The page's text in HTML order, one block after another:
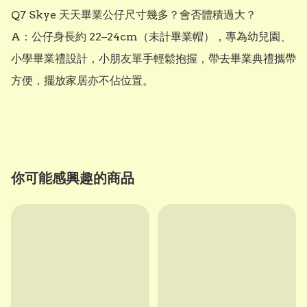
Q7 Skye 天天畢業公仔尺寸幾多？會否體積過大？
A：公仔身長約 22–24cm（未計畢業帽），專為幼兒園、
小學畢業禮設計，小朋友單手輕鬆抱握，帶去畢業典禮攜帶
方便，擺放家居亦不佔位置。
你可能感興趣的商品